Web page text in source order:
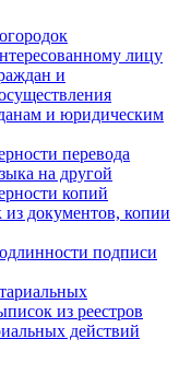
лицу
и
и юридическим
перевода
на другой
копий
документов, копии
подписи
из реестров
действий